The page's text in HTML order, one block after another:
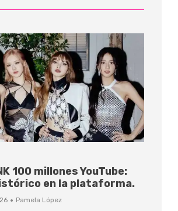
100 millones YouTube:
en la plataforma.
· Pamela López